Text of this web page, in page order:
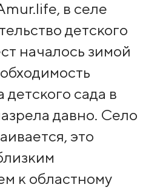
в селе
детского
началось зимой
детского сада в
давно. Село
это
к областному